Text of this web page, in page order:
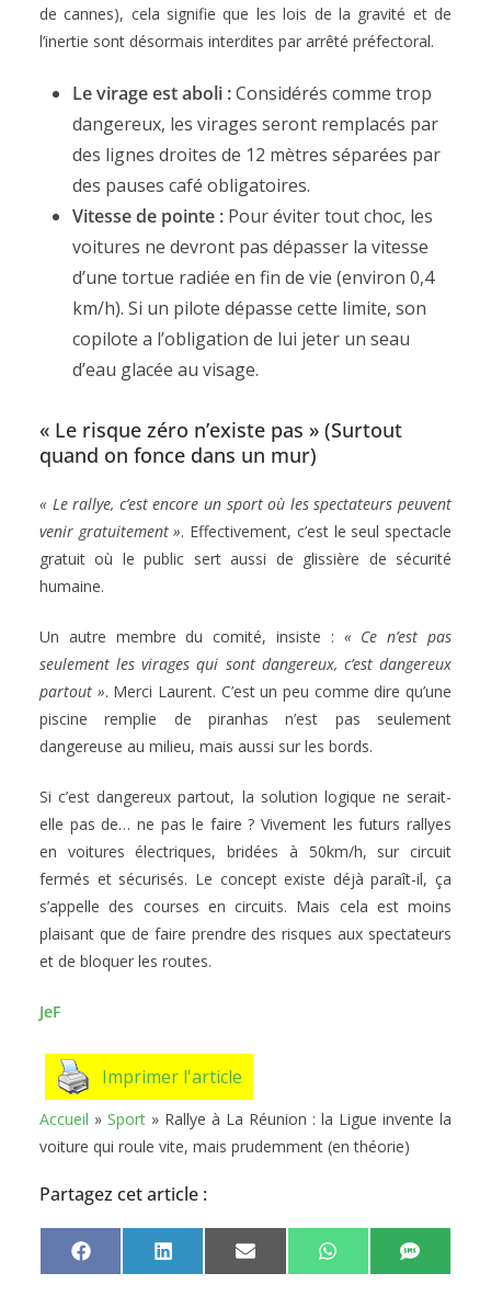
de cannes), cela signifie que les lois de la gravité et de
l’inertie sont désormais interdites par arrêté préfectoral.
Le virage est aboli :Considérés comme trop
dangereux, les virages seront remplacés par
des lignes droites de 12 mètres séparées par
des pauses café obligatoires.
Vitesse de pointe : Pour éviter tout choc, les
voitures ne devront pas dépasser la vitesse
d’une tortue radiée en fin de vie (environ 0,4
km/h). Si un pilote dépasse cette limite, son
copilote a l’obligation de lui jeter un seau
d’eau glacée au visage.
« Le risque zéro n’existe pas » (Surtout
quand on fonce dans un mur)
« Le rallye, c’est encore un sport où les spectateurs peuvent
venir gratuitement ». Effectivement, c’est le seul spectacle
gratuit où le public sert aussi de glissière de sécurité
humaine.
Un autre membre du comité, insiste : « Ce n’est pas
seulement les virages qui sont dangereux, c’est dangereux
partout ». Merci Laurent. C’est un peu comme dire qu’une
piscine remplie de piranhas n’est pas seulement
dangereuse au milieu, mais aussi sur les bords.
Si c’est dangereux partout, la solution logique ne serait-
elle pas de… ne pas le faire ? Vivement les futurs rallyes
en voitures électriques, bridées à 50km/h, sur circuit
fermés et sécurisés. Le concept existe déjà paraît-il, ça
s’appelle des courses en circuits. Mais cela est moins
plaisant que de faire prendre des risques aux spectateurs
et de bloquer les routes.
JeF
Imprimer l'article
Accueil » Sport » Rallye à La Réunion : la Ligue invente la
voiture qui roule vite, mais prudemment (en théorie)
Partagez cet article :
Share
on
F
a
Share
on
L
i
Share
on
E
m
Share
on
W
h
Share
on
S
M